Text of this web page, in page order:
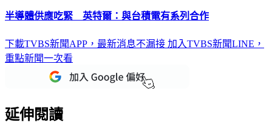
半導體供應吃緊 英特爾：與台積電有系列合作
下載TVBS新聞APP，最新消息不漏接 加入TVBS新聞LINE，
重點新聞一次看
延伸閱讀